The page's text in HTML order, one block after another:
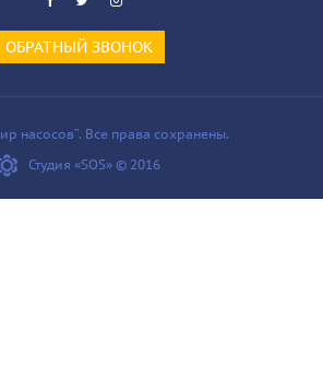
ОБРАТНЫЙ ЗВОНОК
насосов”. Все права сохранены.
Студия «SOS» © 2016